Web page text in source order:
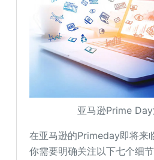
亚马逊Prime
在亚马逊的Primeday即将来
你需要明确关注以下七个细